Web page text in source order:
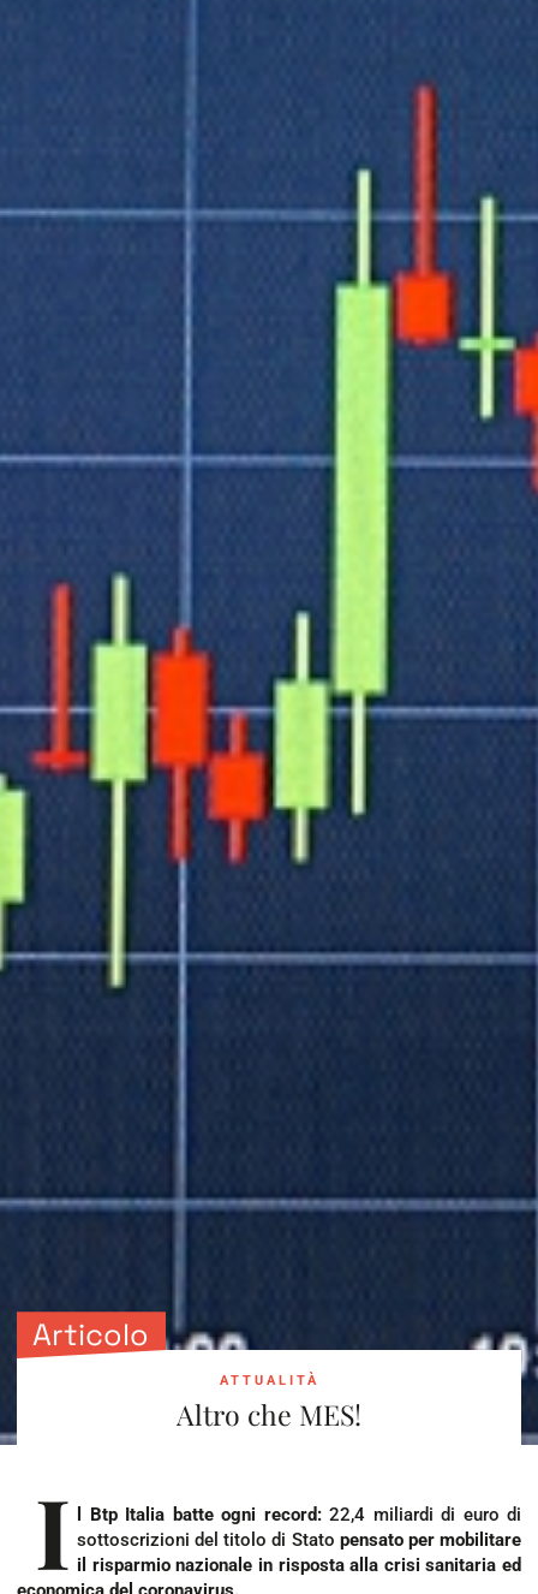
Articolo
ATTUALITÀ
Altro che MES!
I l Btp Italia batte ogni record: 22,4 miliardi di euro di
sottoscrizioni del titolo di Stato pensato per mobilitare
il risparmio nazionale in risposta alla crisi sanitaria ed